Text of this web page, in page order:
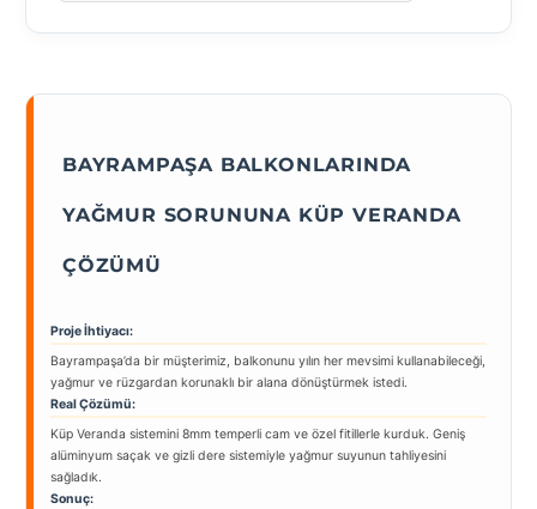
BAYRAMPAŞA BALKONLARINDA
YAĞMUR SORUNUNA KÜP VERANDA
ÇÖZÜMÜ
Proje İhtiyacı:
Bayrampaşa’da bir müşterimiz, balkonunu yılın her mevsimi kullanabileceği,
yağmur ve rüzgardan korunaklı bir alana dönüştürmek istedi.
Real Çözümü:
Küp Veranda sistemini 8mm temperli cam ve özel fitillerle kurduk. Geniş
alüminyum saçak ve gizli dere sistemiyle yağmur suyunun tahliyesini
sağladık.
Sonuç: